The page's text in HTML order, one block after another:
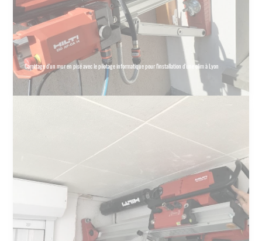
Carottage d'un mur en pisé avec le pilotage informatique pour l'installation d'une clim à Lyon